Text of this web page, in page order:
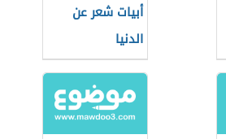
أبيات شعر عن
الدنيا